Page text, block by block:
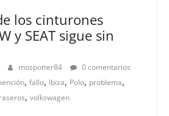
los cinturones
y SEAT sigue sin
mospotter84
0 comentarios
, fallo, Ibiza, Polo, problema,
, volkswagen